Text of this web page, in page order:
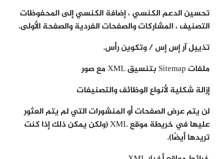
تحسين الدعم الكنسي ، إضافة الكنسي إلى المحفوظات
التصنيف ، المشاركات والصفحات الفردية والصفحة الأولى.
تذييل آر إس إس / وتكوين رأس.
ملفات Sitemap بتنسيق XML مع صور
إزالة شكلية لأنواع الوظائف والتصنيفات
لن يتم عرض الصفحات أو المنشورات التي لم يتم العثور
عليها في خريطة موقع XML (ولكن يمكن ذلك إذا كنت
تريدها أيضًا).